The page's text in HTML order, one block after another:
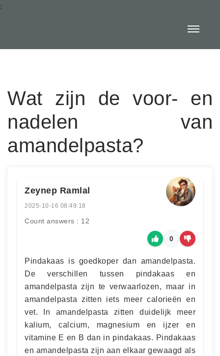
:
Wat zijn de voor- en
nadelen van
amandelpasta?
Zeynep Ramlal
2025-10-16 08:49:18
Count answers : 12
0
Pindakaas is goedkoper dan amandelpasta.
De verschillen tussen pindakaas en
amandelpasta zijn te verwaarlozen, maar in
amandelpasta zitten iets meer calorieën en
vet. In amandelpasta zitten duidelijk meer
kalium, calcium, magnesium en ijzer en
vitamine E en B dan in pindakaas. Pindakaas
en amandelpasta zijn aan elkaar gewaagd als